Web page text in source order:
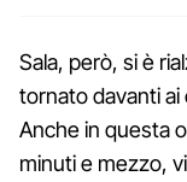
Sala, però, si è
tornato davanti ai
Anche in questa
minuti e mezzo,